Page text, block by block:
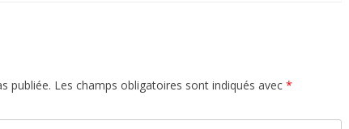
publiée. Les champs obligatoires sont indiqués avec *